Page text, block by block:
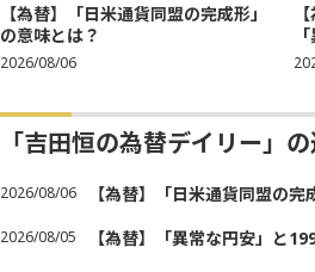
【為替】「日米通貨同盟の完成形」
の意味とは？
2026/08/06
「吉田恒の為替デイリー」
2026/08/06 【為替】「日米通貨同盟の完
2026/08/05 【為替】「異常な円安」と